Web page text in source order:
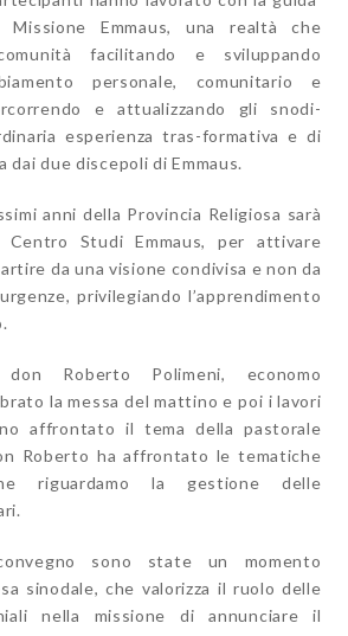
Emmaus, una realtà che
facilitando e sviluppando
personale, comunitario e
e attualizzando gli snodi-
esperienza tras-formativa e di
due discepoli di Emmaus.
anni della Provincia Religiosa sarà
Centro Studi Emmaus, per attivare
da una visione condivisa e non da
privilegiando l’apprendimento
Roberto Polimeni, economo
la messa del mattino e poi i lavori
affrontato il tema della pastorale
Roberto ha affrontato le tematiche
riguardamo la gestione delle
sono state un momento
sinodale, che valorizza il ruolo delle
nella missione di annunciare il